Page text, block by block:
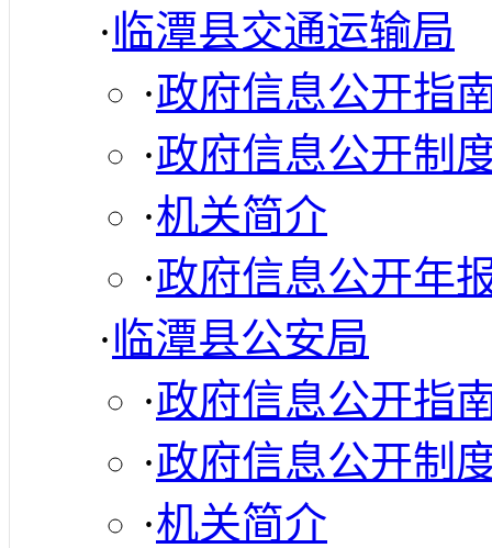
·临潭县交通运输局
·政府信息公开指
·政府信息公开制
·机关简介
·政府信息公开年
·临潭县公安局
·政府信息公开指
·政府信息公开制
·机关简介